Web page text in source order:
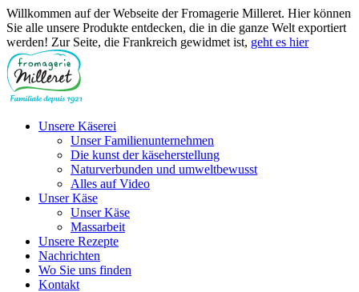
Willkommen auf der Webseite der Fromagerie Milleret. Hier können
Sie alle unsere Produkte entdecken, die in die ganze Welt exportiert
werden! Zur Seite, die Frankreich gewidmet ist, geht es hier
Unsere Käserei
Unser Familienunternehmen
Die kunst der käseherstellung
Naturverbunden und umweltbewusst
Alles auf Video
Unser Käse
Unser Käse
Massarbeit
Unsere Rezepte
Nachrichten
Wo Sie uns finden
Kontakt